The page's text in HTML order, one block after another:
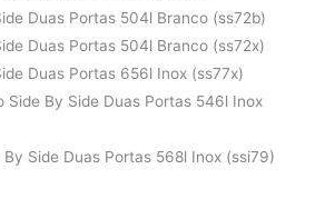
Duas Portas 504l Branco (ss72b)
Duas Portas 504l Branco (ss72x)
Duas Portas 656l Inox (ss77x)
Side By Side Duas Portas 546l Inox
Side Duas Portas 568l Inox (ssi79)